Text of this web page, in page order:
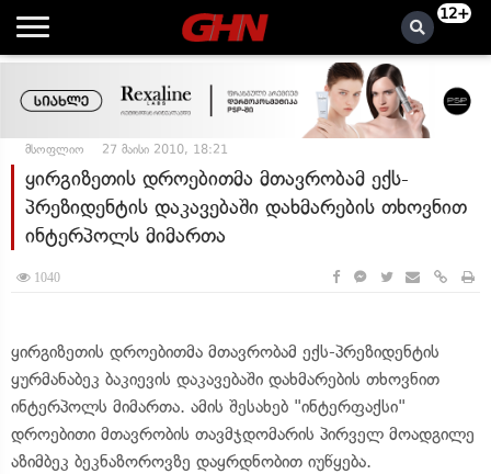
12+
მსოფლიო 27 მაისი 2010, 18:21
ყირგიზეთის დროებითმა მთავრობამ ექს-
პრეზიდენტის დაკავებაში დახმარების თხოვნით
ინტერპოლს მიმართა
1040
ყირგიზეთის დროებითმა მთავრობამ ექს-პრეზიდენტის
ყურმანაბეკ ბაკიევის დაკავებაში დახმარების თხოვნით
ინტერპოლს მიმართა. ამის შესახებ "ინტერფაქსი"
დროებითი მთავრობის თავმჯდომარის პირველ მოადგილე
აზიმბეკ ბეკნაზოროვზე დაყრდნობით იუწყება.